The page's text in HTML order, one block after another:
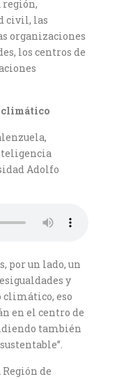
región,
civil, las
organizaciones
los centros de
climático
Adolfo
por un lado, un
y
climático, eso
en el centro de
también
de